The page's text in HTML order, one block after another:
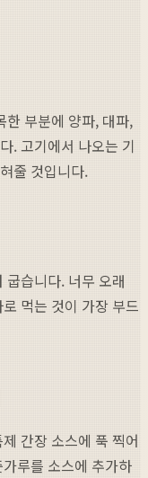
한 부분에 양파, 대파,
. 고기에서 나오는 기
줄 것입니다.
습니다. 너무 오래
먹는 것이 가장 부드
간장 소스에 푹 찍어
루를 소스에 추가하